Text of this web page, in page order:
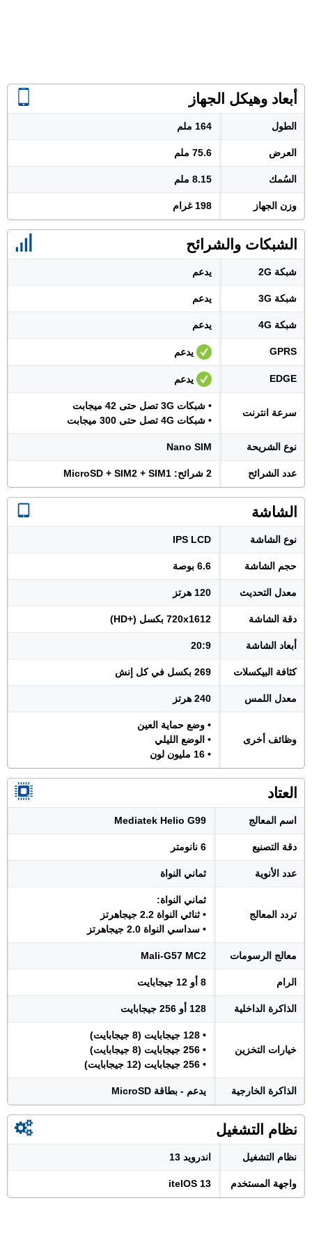
أبعاد وهيكل الجهاز
الطول 164 ملم
العرض 75.6 ملم
السُمك 8.15 ملم
وزن الجهاز 198 غرام
الشبكات والشرائح
شبكة 2G يدعم
شبكة 3G يدعم
شبكة 4G يدعم
GPRS يدعم
EDGE يدعم
سرعة انترنت
• شبكات 3G تصل حتى 42 ميجابت
• شبكات 4G تصل حتى 300 ميجابت
نوع الشريحة Nano SIM
عدد الشرائح 2 شرائح: MicroSD + SIM2 + SIM1
الشاشة
نوع الشاشة IPS LCD
حجم الشاشة 6.6 بوصة
معدل التحديث 120 هرتز
دقة الشاشة 720x1612 بكسل (+HD)
أبعاد الشاشة 20:9
كثافة البيكسلات 269 بكسل في كل إنش
معدل اللمس 240 هرتز
وظائف أخرى
• وضع حماية العين
• الوضع الليلي
• 16 مليون لون
العتاد
اسم المعالج Mediatek Helio G99
دقة التصنيع 6 نانومتر
عدد الأنوية ثماني النواة
تردد المعالج
ثماني النواة:
• ثنائي النواة 2.2 جيجاهرتز
• سداسي النواة 2.0 جيجاهرتز
معالج الرسومات Mali-G57 MC2
الرام 8 أو 12 جيجابايت
الذاكرة الداخلية 128 أو 256 جيجابايت
خيارات التخزين
• 128 جيجابايت (8 جيجابايت)
• 256 جيجابايت (8 جيجابايت)
• 256 جيجابايت (12 جيجابايت)
الذاكرة الخارجية يدعم - بطاقة MicroSD
نظام التشغيل
نظام التشغيل اندرويد 13
واجهة المستخدم itelOS 13